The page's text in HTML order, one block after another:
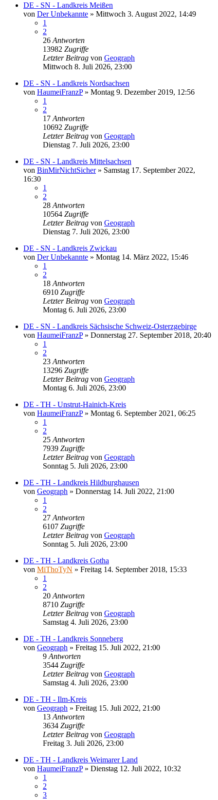
DE - SN - Landkreis Meißen
von Der Unbekannte » Mittwoch 3. August 2022, 14:49
1
2
26 Antworten
13982 Zugriffe
Letzter Beitrag von Geograph
Mittwoch 8. Juli 2026, 23:00
DE - SN - Landkreis Nordsachsen
von HaumeiFranzP» Montag 9. Dezember 2019, 12:56
1
2
17 Antworten
10692 Zugriffe
Letzter Beitrag von Geograph
Dienstag 7. Juli 2026, 23:00
DE - SN - Landkreis Mittelsachsen
von BinMirNichtSicher» Samstag 17. September 2022,
16:30
1
2
28 Antworten
10564 Zugriffe
Letzter Beitrag von Geograph
Dienstag 7. Juli 2026, 23:00
DE - SN - Landkreis Zwickau
von Der Unbekannte » Montag 14. März 2022, 15:46
1
2
18 Antworten
6910 Zugriffe
Letzter Beitrag von Geograph
Montag 6. Juli 2026, 23:00
DE - SN - Landkreis Sächsische Schweiz-Osterzgebirge
von HaumeiFranzP» Donnerstag 27. September 2018, 20:40
1
2
23 Antworten
13296 Zugriffe
Letzter Beitrag von Geograph
Montag 6. Juli 2026, 23:00
DE - TH - Unstrut-Hainich-Kreis
von HaumeiFranzP» Montag 6. September 2021, 06:25
1
2
25 Antworten
7939 Zugriffe
Letzter Beitrag von Geograph
Sonntag 5. Juli 2026, 23:00
DE - TH - Landkreis Hildburghausen
von Geograph » Donnerstag 14. Juli 2022, 21:00
1
2
27 Antworten
6107 Zugriffe
Letzter Beitrag von Geograph
Sonntag 5. Juli 2026, 23:00
DE - TH - Landkreis Gotha
von MiThoTyN » Freitag 14. September 2018, 15:33
1
2
20 Antworten
8710 Zugriffe
Letzter Beitrag von Geograph
Samstag 4. Juli 2026, 23:00
DE - TH - Landkreis Sonneberg
von Geograph » Freitag 15. Juli 2022, 21:00
9 Antworten
3544 Zugriffe
Letzter Beitrag von Geograph
Samstag 4. Juli 2026, 23:00
DE - TH - Ilm-Kreis
von Geograph » Freitag 15. Juli 2022, 21:00
13 Antworten
3634 Zugriffe
Letzter Beitrag von Geograph
Freitag 3. Juli 2026, 23:00
DE - TH - Landkreis Weimarer Land
von HaumeiFranzP» Dienstag 12. Juli 2022, 10:32
1
2
3